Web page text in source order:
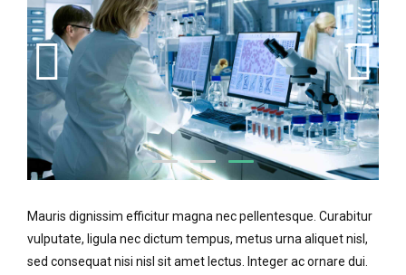
Mauris dignissim efficitur magna nec pellentesque. Curabitur
vulputate, ligula nec dictum tempus, metus urna aliquet nisl,
sed consequat nisi nisl sit amet lectus. Integer ac ornare dui.